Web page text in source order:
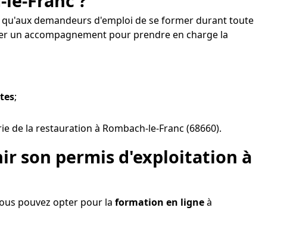
demandeurs d'emploi de se former durant toute
un accompagnement pour prendre en charge la
;
la restauration à Rombach-le-Franc (68660).
son permis d'exploitation à
pouvez opter pour la formation en ligneà